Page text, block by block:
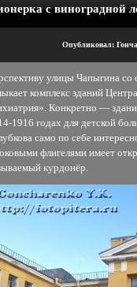
с виноградной
Опубликовал:
улицы Чапыгина со
комплекс зданий
Конкретно —
1916 годах для детской
само по себе
флигелями имеет
курдонёр.